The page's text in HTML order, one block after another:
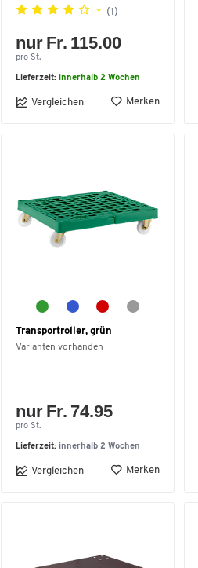
(1)
nur Fr. 115.00
pro St.
Lieferzeit: innerhalb 2 Wochen
Vergleichen Merken
Transportroller, grün
Varianten vorhanden
nur Fr. 74.95
pro St.
Lieferzeit: innerhalb 2 Wochen
Vergleichen Merken